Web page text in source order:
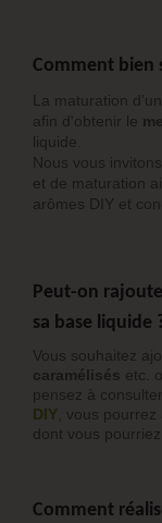
Comment bien
La maturation
afin d'obtenir le
liquide.
Nous vous
et de maturation
arômes DIY et
Peut-on
sa base liquide
Vous souhaitez
caramélisés etc.
pensez à
DIY , vous
dont vous pourriez
Comment